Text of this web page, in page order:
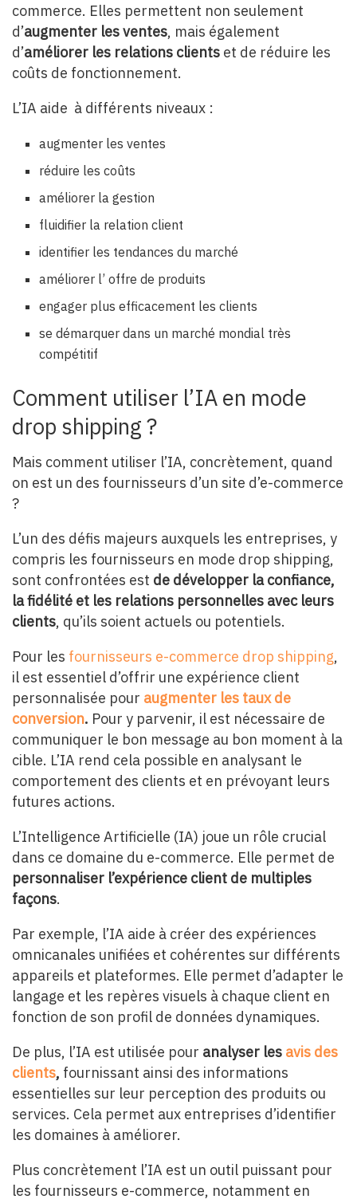
commerce. Elles permettent non seulement
d’augmenter les ventes, mais également
d’améliorer les relations clients et de réduire les
coûts de fonctionnement.
L’IA aide à différents niveaux :
augmenter les ventes
réduire les coûts
améliorer la gestion
fluidifier la relation client
identifier les tendances du marché
améliorer l’ offre de produits
engager plus efficacement les clients
se démarquer dans un marché mondial très
compétitif
Comment utiliser l’IA en mode
drop shipping ?
Mais comment utiliser l’IA, concrètement, quand
on est un des fournisseurs d’un site d’e-commerce
?
L’un des défis majeurs auxquels les entreprises, y
compris les fournisseurs en mode drop shipping,
sont confrontées est de développer la confiance,
la fidélité et les relations personnelles avec leurs
clients, qu’ils soient actuels ou potentiels.
Pour les fournisseurs e-commerce drop shipping,
il est essentiel d’offrir une expérience client
personnalisée pour augmenter les taux de
conversion. Pour y parvenir, il est nécessaire de
communiquer le bon message au bon moment à la
cible. L’IA rend cela possible en analysant le
comportement des clients et en prévoyant leurs
futures actions.
L’Intelligence Artificielle (IA) joue un rôle crucial
dans ce domaine du e-commerce. Elle permet de
personnaliser l’expérience client de multiples
façons.
Par exemple, l’IA aide à créer des expériences
omnicanales unifiées et cohérentes sur différents
appareils et plateformes. Elle permet d’adapter le
langage et les repères visuels à chaque client en
fonction de son profil de données dynamiques.
De plus, l’IA est utilisée pour analyser les avis des
clients, fournissant ainsi des informations
essentielles sur leur perception des produits ou
services. Cela permet aux entreprises d’identifier
les domaines à améliorer.
Plus concrètement l’IA est un outil puissant pour
les fournisseurs e-commerce, notamment en